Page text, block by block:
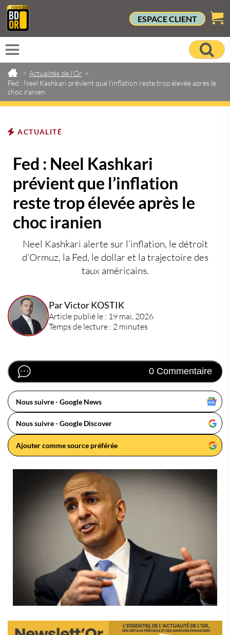
ESPACE CLIENT
> Actualités de l'Or >
Fed : Neel Kashkari prévient que l’inflation reste trop élevée après le
choc iranien
ACTUALITÉ
Fed : Neel Kashkari
prévient que l’inflation
reste trop élevée après le
choc iranien
Neel Kashkari alerte sur l’inflation, le détroit
d’Ormuz, la Fed, le dollar et la trajectoire des
taux américains.
Par Victor KOSTIK
Article publié le : 19 mai, 2026
Temps de lecture : 2 minutes
0 Commentaire
Nous suivre - Google News
Nous suivre - Google Discover
Ajouter comme source préférée